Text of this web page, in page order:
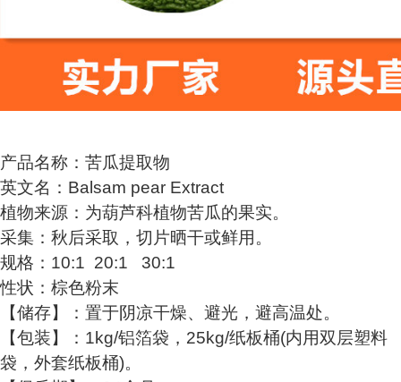
产品名称：苦瓜提取物
英文名：Balsam pear Extract
植物来源：为葫芦科植物苦瓜的果实。
采集：秋后采取，切片晒干或鲜用。
规格：10:1 20:1 30:1
性状：棕色粉末
【储存】：置于阴凉干燥、避光，避高温处。
【包装】：1kg/铝箔袋，25kg/纸板桶(内用双层塑料
袋，外套纸板桶)。